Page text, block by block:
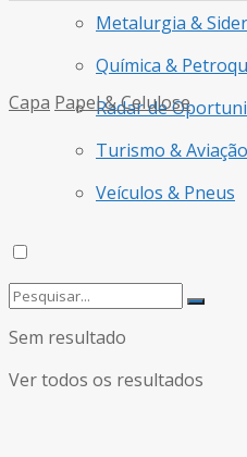
Metalurgia &
Química &
Radar de
Turismo & Aviação
Veículos & Pneus
Sem resultado
Ver todos os resultados
Capa Papel & Celulose